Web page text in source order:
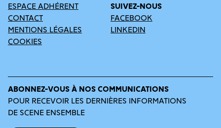
ESPACE ADHÉRENT
CONTACT
MENTIONS LÉGALES
COOKIES
SUIVEZ-NOUS
FACEBOOK
LINKEDIN
ABONNEZ-VOUS À NOS COMMUNICATIONS
POUR RECEVOIR LES DERNIÈRES INFORMATIONS
DE SCENE ENSEMBLE